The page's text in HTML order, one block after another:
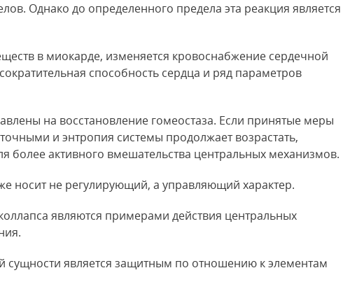
Однако до определенного предела эта реакция является
в миокарде, изменяется кровоснабжение сердечной
способность сердца и ряд параметров
на восстановление гомеостаза. Если принятые меры
и энтропия системы продолжает возрастать,
более активного вмешательства центральных механизмов.
носит не регулирующий, а управляющий характер.
являются примерами действия центральных
сущности является защитным по отношению к элементам